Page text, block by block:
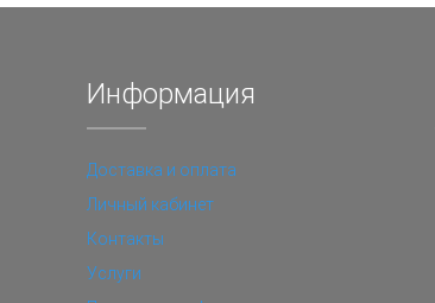
Информация
Доставка и оплата
Личный кабинет
Контакты
Услуги